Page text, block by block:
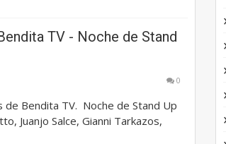
TV - Noche de Stand
0
Bendita TV. Noche de Stand Up
Juanjo Salce, Gianni Tarkazos,